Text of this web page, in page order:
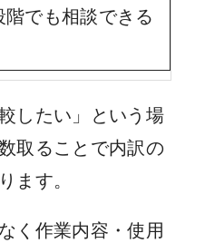
でも相談できる
したい」という場
取ることで内訳の
ます。
く作業内容・使用